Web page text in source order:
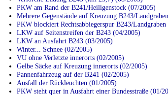
PKW am Rand der B241/Heiligenstock (07/2005)
Mehrere Gegenstände auf Kreuzung B243/
PKW blockiert Rechtsabbiegerspur B243/
LKW auf Seitenstreifen der B243 (04/2005)
LKW an Ausfahrt B243 (03/2005)
Winter... Schnee (02/2005)
VU ohne Verletzte innerorts (02/2005)
Gelbe Säcke auf Kreuzung innerorts (02/2005)
Pannenfahrzeug auf der B241 (02/2005)
Ausfall der Rückleuchten (01/2005)
PKW steht quer in Ausfahrt einer Bundesstraße (01/